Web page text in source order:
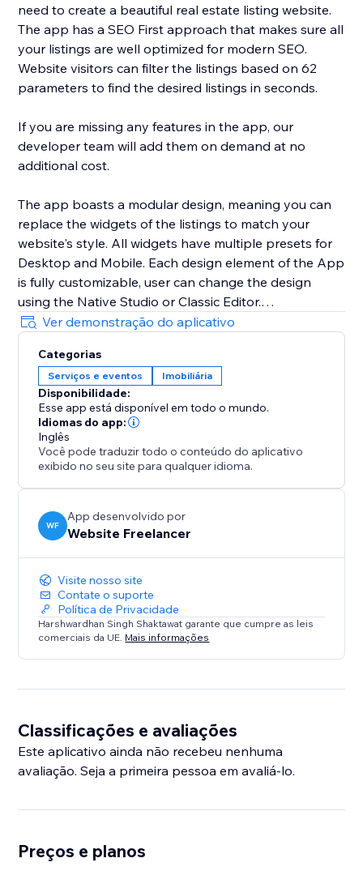
need to create a beautiful real estate listing website.
The app has a SEO First approach that makes sure all
your listings are well optimized for modern SEO.
Website visitors can filter the listings based on 62
parameters to find the desired listings in seconds.
If you are missing any features in the app, our
developer team will add them on demand at no
additional cost.
The app boasts a modular design, meaning you can
replace the widgets of the listings to match your
website's style. All widgets have multiple presets for
Desktop and Mobile. Each design element of the App
is fully customizable, user can change the design
using the Native Studio or Classic Editor.
All listings are added using the CMS collection. You
can either use your own forms using the multiple
optional buttons or use the built-in form of the app.
Ver demonstração do aplicativo
Categorias
Serviços e eventos Imobiliária
Disponibilidade:
Esse app está disponível em todo o mundo.
Idiomas do app:
Inglês
Você pode traduzir todo o conteúdo do aplicativo
exibido no seu site para qualquer idioma.
WF
App desenvolvido por
Website Freelancer
Visite nosso site
Contate o suporte
Política de Privacidade
Harshwardhan Singh Shaktawat garante que cumpre as leis
comerciais da UE. Mais informações
Classificações e avaliações
Este aplicativo ainda não recebeu nenhuma
avaliação. Seja a primeira pessoa em avaliá-lo.
Preços e planos